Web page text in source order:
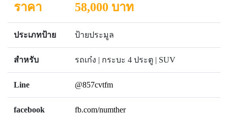
ราคา 58,000 บาท
ประเภทป้าย ป้ายประมูล
สำหรับ รถเก๋ง | กระบะ 4 ประตู | SUV
Line @857cvtfm
facebook fb.com/numther